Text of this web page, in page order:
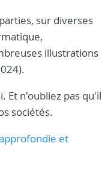
sur diverses
illustrations
Et n'oubliez pas qu'il
sociétés.
et